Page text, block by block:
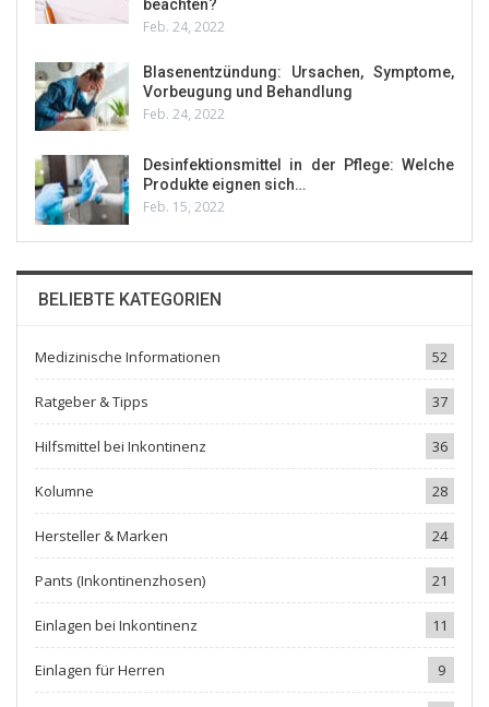
beachten?
Feb. 24, 2022
Blasenentzündung: Ursachen, Symptome,
Vorbeugung und Behandlung
Feb. 24, 2022
Desinfektionsmittel in der Pflege: Welche
Produkte eignen sich…
Feb. 15, 2022
BELIEBTE KATEGORIEN
Medizinische Informationen 52
Ratgeber & Tipps 37
Hilfsmittel bei Inkontinenz 36
Kolumne 28
Hersteller & Marken 24
Pants (Inkontinenzhosen) 21
Einlagen bei Inkontinenz 11
Einlagen für Herren 9